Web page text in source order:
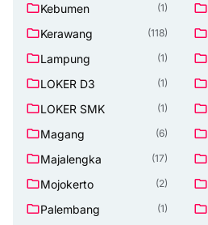
Kebumen (1)
Kerawang (118)
Lampung (1)
LOKER D3 (1)
LOKER SMK (1)
Magang (6)
Majalengka (17)
Mojokerto (2)
Palembang (1)